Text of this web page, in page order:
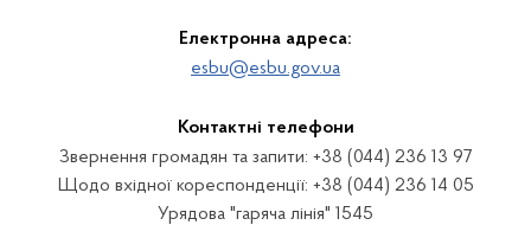
Електронна адреса:
esbu@esbu.gov.ua
Контактні телефони
Звернення громадян та запити: +38 (044) 236 13 97
Щодо вхідної кореспонденції: +38 (044) 236 14 05
Урядова "гаряча лінія" 1545